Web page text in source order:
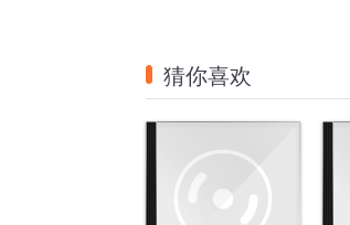
猜你喜欢